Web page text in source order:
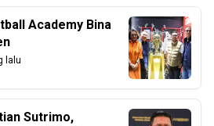
Academy Bina
lalu
Sutrimo,